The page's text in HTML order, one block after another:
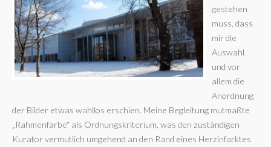
gestehen
muss, dass
mir die
Auswahl
und vor
allem die
Anordnung
der Bilder etwas wahllos erschien. Meine Begleitung mutmaßte
„Rahmenfarbe“ als Ordnungskriterium, was den zuständigen
Kurator vermutlich umgehend an den Rand eines Herzinfarktes